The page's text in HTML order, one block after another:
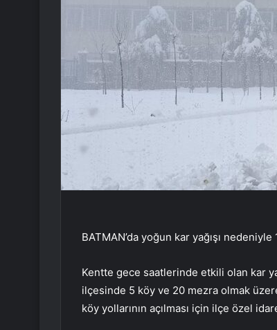
BATMAN’da yoğun kar yağışı
Kentte gece saatlerinde etkili olan kar
ilçesinde 5 köy ve 20 mezra olmak
köy yollarının açılması için ilçe özel